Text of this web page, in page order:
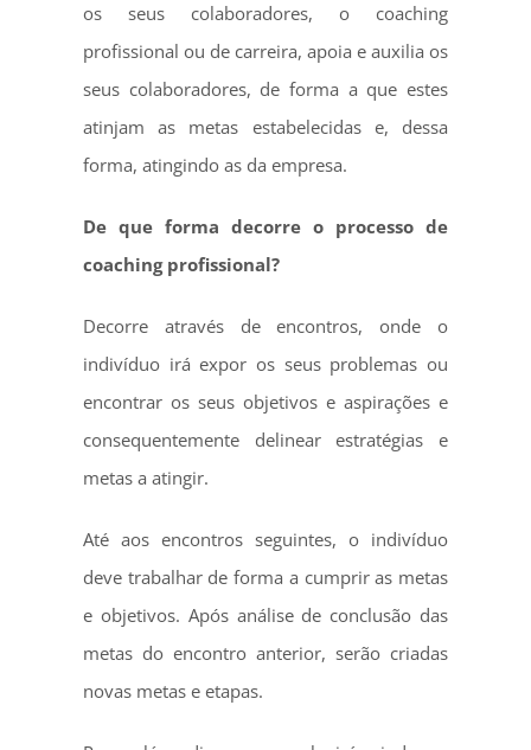
os seus colaboradores, o coaching
profissional ou de carreira, apoia e auxilia os
seus colaboradores, de forma a que estes
atinjam as metas estabelecidas e, dessa
forma, atingindo as da empresa.
De que forma decorre o processo de
coaching profissional?
Decorre através de encontros, onde o
indivíduo irá expor os seus problemas ou
encontrar os seus objetivos e aspirações e
consequentemente delinear estratégias e
metas a atingir.
Até aos encontros seguintes, o indivíduo
deve trabalhar de forma a cumprir as metas
e objetivos. Após análise de conclusão das
metas do encontro anterior, serão criadas
novas metas e etapas.